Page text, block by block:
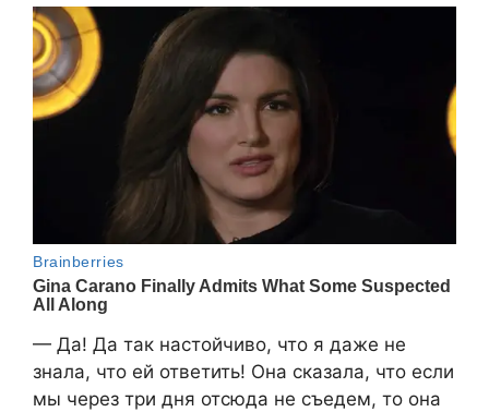
— Да! Да так настойчиво, что я даже не
знала, что ей ответить! Она сказала, что если
мы через три дня отсюда не съедем, то она